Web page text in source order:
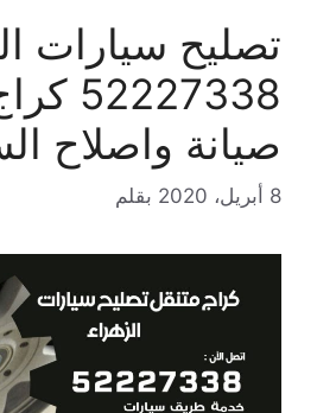
تصليح سيارات
صيانة واصلاح
8 أبريل، 2020 بقلم